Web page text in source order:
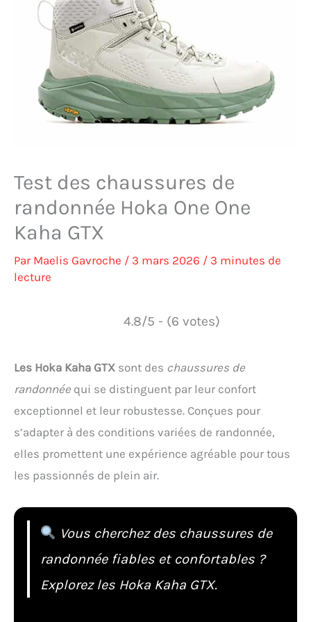
Test des chaussures de
randonnée Hoka One One
Kaha GTX
Par Maelis Gavroche / 3 mars 2026 / 3 minutes de
lecture
4.8/5 - (6 votes)
Les Hoka Kaha GTX sont des chaussures de
randonnée qui se distinguent par leur confort
exceptionnel et leur robustesse. Conçues pour
s’adapter à des conditions variées de randonnée,
elles promettent une expérience agréable pour tous
les passionnés de plein air.
Vous cherchez des chaussures de
randonnée fiables et confortables ?
Explorez les Hoka Kaha GTX.